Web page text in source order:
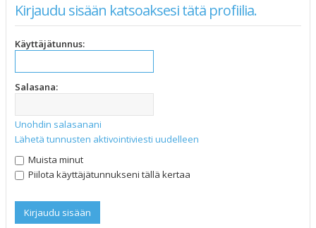
Kirjaudu sisään katsoaksesi tätä profiilia.
Käyttäjätunnus:
Salasana:
Unohdin salasanani
Lähetä tunnusten aktivointiviesti uudelleen
Muista minut
Piilota käyttäjätunnukseni tällä kertaa